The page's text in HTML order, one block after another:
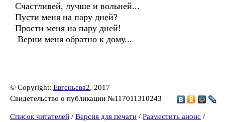
Счастливей, лучше и вольней...
Пусти меня на пару дней?
Прости меня на пару дней!
Верни меня обратно к дому...
© Copyright: Евгеньева2, 2017
Свидетельство о публикации №117011310243
Список читателей / Версия для печати / Разместить анонс /